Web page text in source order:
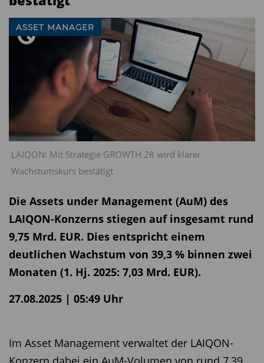
LAIQON: Mit Strategie GROWTH 28 wird klarer
Wachstumskurs bestätigt
ASSET MANAGER
Die Assets under Management (AuM) des
LAIQON-Konzerns stiegen auf insgesamt rund
9,75 Mrd. EUR. Dies entspricht einem
deutlichen Wachstum von 39,3 % binnen zwei
Monaten (1. Hj. 2025: 7,03 Mrd. EUR).
27.08.2025 | 05:49 Uhr
Im Asset Management verwaltet der LAIQON-